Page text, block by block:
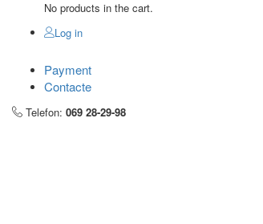
No products in the cart.
Log in
Payment
Contacte
Telefon: 069 28-29-98